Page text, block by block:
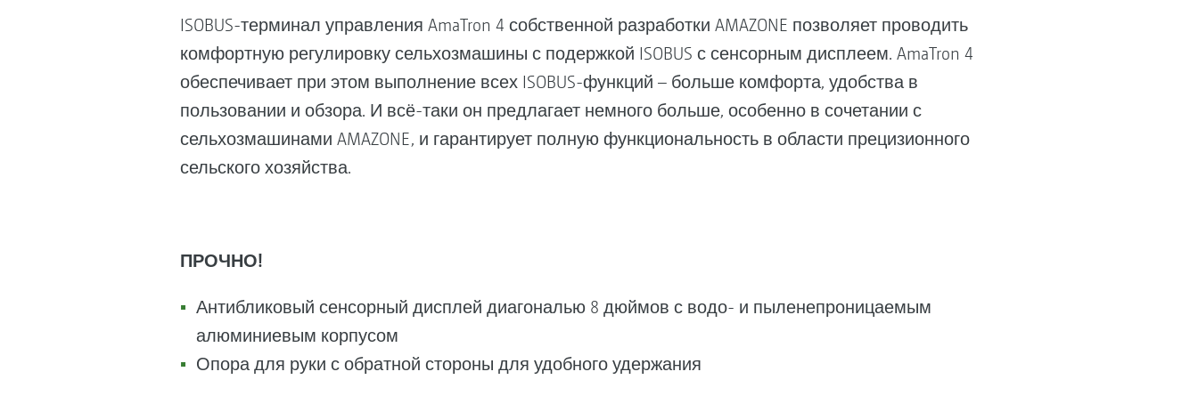
ISOBUS-терминал управления AmaTron 4 собственной разработки AMAZONE позволяет проводить
комфортную регулировку сельхозмашины с подержкой ISOBUS с сенсорным дисплеем. AmaTron 4
обеспечивает при этом выполнение всех ISOBUS-функций – больше комфорта, удобства в
пользовании и обзора. И всё-таки он предлагает немного больше, особенно в сочетании с
сельхозмашинами AMAZONE, и гарантирует полную функциональность в области прецизионного
сельского хозяйства.
ПРОЧНО!
Антибликовый сенсорный дисплей диагональю 8 дюймов с водо- и пыленепроницаемым
алюминиевым корпусом
Опора для руки с обратной стороны для удобного удержания